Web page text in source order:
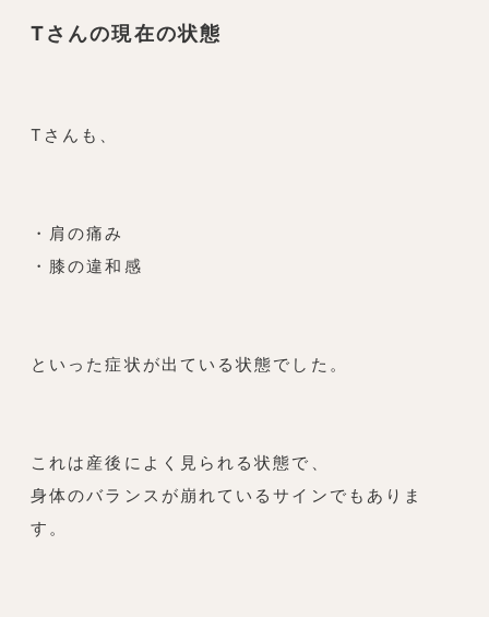
Tさんの現在の状態
Tさんも、
・肩の痛み
・膝の違和感
といった症状が出ている状態でした。
これは産後によく見られる状態で、
身体のバランスが崩れているサインでもありま
す。